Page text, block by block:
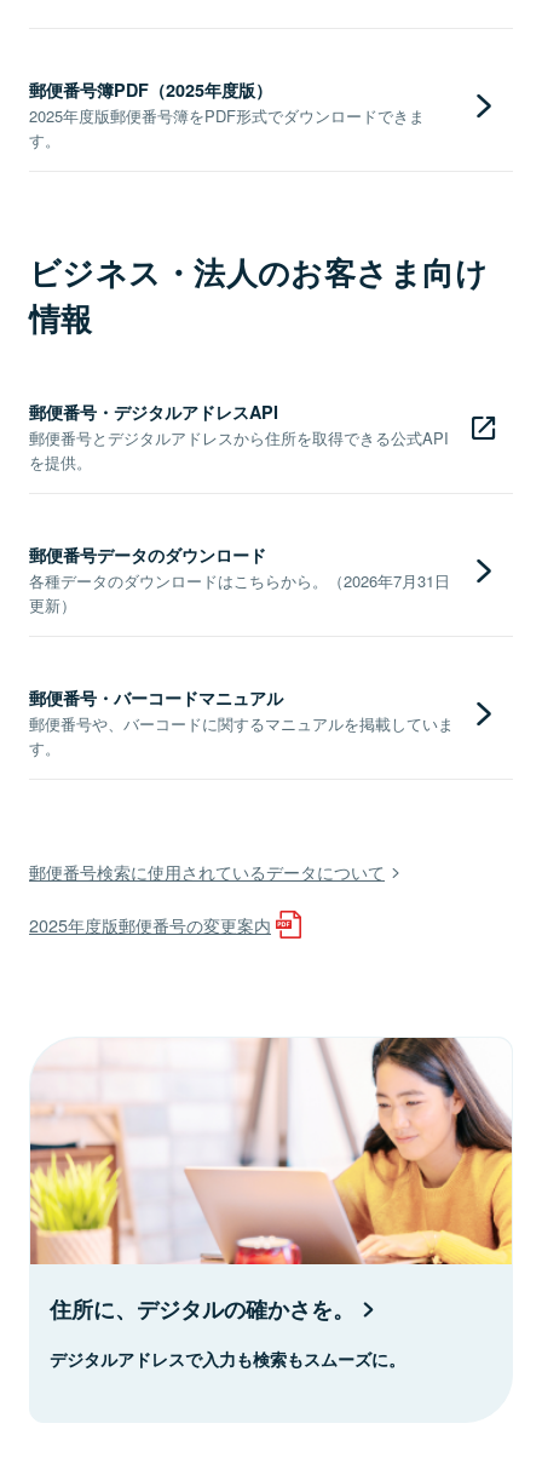
郵便番号簿PDF（2025年度版）
2025年度版郵便番号簿をPDF形式でダウンロードできま
す。
ビジネス・法人のお客さま向け
情報
郵便番号・デジタルアドレスAPI
郵便番号とデジタルアドレスから住所を取得できる公式API
を提供。
郵便番号データのダウンロード
各種データのダウンロードはこちらから。（2026年7月31日
更新）
郵便番号・バーコードマニュアル
郵便番号や、バーコードに関するマニュアルを掲載していま
す。
郵便番号検索に使用されているデータについて
2025年度版郵便番号の変更案内
住所に、デジタルの確かさを。
デジタルアドレスで入力も検索もスムーズに。